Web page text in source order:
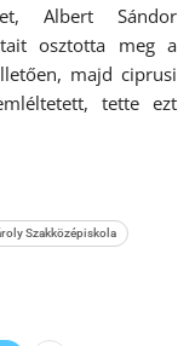
Albert Sándor
osztotta meg a
majd ciprusi
tette ezt
Szakközépiskola